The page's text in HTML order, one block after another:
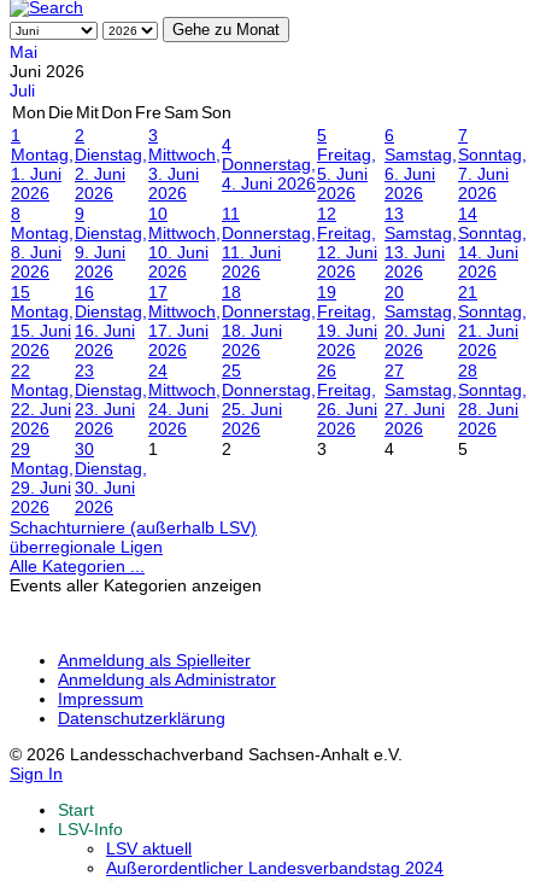
Gehe zu Monat
Mai
Juni 2026
Juli
Mon DieMitDon FreSamSon
1
Montag,
1. Juni
2026
2
Dienstag,
2. Juni
2026
3
Mittwoch,
3. Juni
2026
4
Donnerstag,
4. Juni 2026
5
Freitag,
5. Juni
2026
6
Samstag,
6. Juni
2026
7
Sonntag,
7. Juni
2026
8
Montag,
8. Juni
2026
9
Dienstag,
9. Juni
2026
10
Mittwoch,
10. Juni
2026
11
Donnerstag,
11. Juni
2026
12
Freitag,
12. Juni
2026
13
Samstag,
13. Juni
2026
14
Sonntag,
14. Juni
2026
15
Montag,
15. Juni
2026
16
Dienstag,
16. Juni
2026
17
Mittwoch,
17. Juni
2026
18
Donnerstag,
18. Juni
2026
19
Freitag,
19. Juni
2026
20
Samstag,
20. Juni
2026
21
Sonntag,
21. Juni
2026
22
Montag,
22. Juni
2026
23
Dienstag,
23. Juni
2026
24
Mittwoch,
24. Juni
2026
25
Donnerstag,
25. Juni
2026
26
Freitag,
26. Juni
2026
27
Samstag,
27. Juni
2026
28
Sonntag,
28. Juni
2026
29
Montag,
29. Juni
2026
30
Dienstag,
30. Juni
2026
1 2 3 4 5
Schachturniere (außerhalb LSV)
überregionale Ligen
Alle Kategorien ...
Events aller Kategorien anzeigen
Anmeldung als Spielleiter
Anmeldung als Administrator
Impressum
Datenschutzerklärung
© 2026 Landesschachverband Sachsen-Anhalt e.V.
Sign In
Start
LSV-Info
LSV aktuell
Außerordentlicher Landesverbandstag 2024